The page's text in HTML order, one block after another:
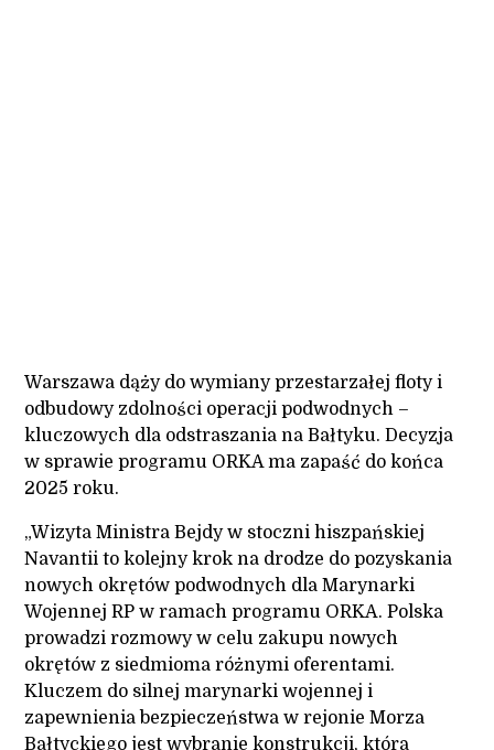
Warszawa dąży do wymiany przestarzałej floty i
odbudowy zdolności operacji podwodnych –
kluczowych dla odstraszania na Bałtyku. Decyzja
w sprawie programu ORKA ma zapaść do końca
2025 roku.
„Wizyta Ministra Bejdy w stoczni hiszpańskiej
Navantii to kolejny krok na drodze do pozyskania
nowych okrętów podwodnych dla Marynarki
Wojennej RP w ramach programu ORKA. Polska
prowadzi rozmowy w celu zakupu nowych
okrętów z siedmioma różnymi oferentami.
Kluczem do silnej marynarki wojennej i
zapewnienia bezpieczeństwa w rejonie Morza
Bałtyckiego jest wybranie konstrukcji, która